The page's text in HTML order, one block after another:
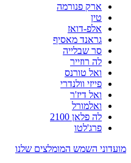
ארק פנורמה
טין
אלפ-דואז
גראנד מאסיף
סר שבלייה
לה רוזייר
ואל טורנס
פייזי וולנדרי
ואל דיז'ר
ואלמורל
לה פלאן 2100
פרג'לטו
מועדוני השמש המומלצים שלנו